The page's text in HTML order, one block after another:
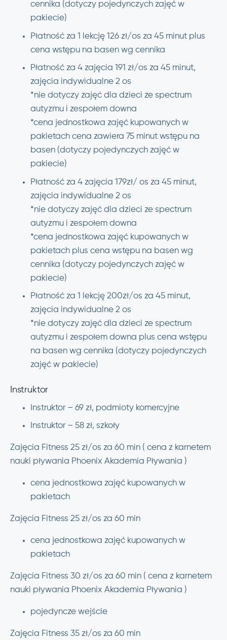
cennika (dotyczy pojedynczych zajęć w
pakiecie)
Płatność za 1 lekcję 126 zł/os za 45 minut plus
cena wstępu na basen wg cennika
Płatność za 4 zajęcia 191 zł/os za 45 minut,
zajęcia indywidualne 2 os
*nie dotyczy zajęć dla dzieci ze spectrum
autyzmu i zespołem downa
*cena jednostkowa zajęć kupowanych w
pakietach cena zawiera 75 minut wstępu na
basen (dotyczy pojedynczych zajęć w
pakiecie)
Płatność za 4 zajęcia 179zł/ os za 45 minut,
zajęcia indywidualne 2 os
*nie dotyczy zajęć dla dzieci ze spectrum
autyzmu i zespołem downa
*cena jednostkowa zajęć kupowanych w
pakietach plus cena wstępu na basen wg
cennika (dotyczy pojedynczych zajęć w
pakiecie)
Płatność za 1 lekcję 200zł/os za 45 minut,
zajęcia indywidualne 2 os
*nie dotyczy zajęć dla dzieci ze spectrum
autyzmu i zespołem downa plus cena wstępu
na basen wg cennika (dotyczy pojedynczych
zajęć w pakiecie)
Instruktor
Instruktor – 69 zł, podmioty komercyjne
Instruktor – 58 zł, szkoły
Zajęcia Fitness 25 zł/os za 60 min ( cena z karnetem
nauki pływania Phoenix Akademia Pływania )
cena jednostkowa zajęć kupowanych w
pakietach
Zajęcia Fitness 25 zł/os za 60 min
cena jednostkowa zajęć kupowanych w
pakietach
Zajęcia Fitness 30 zł/os za 60 min ( cena z karnetem
nauki pływania Phoenix Akademia Pływania )
pojedyncze wejście
Zajęcia Fitness 35 zł/os za 60 min